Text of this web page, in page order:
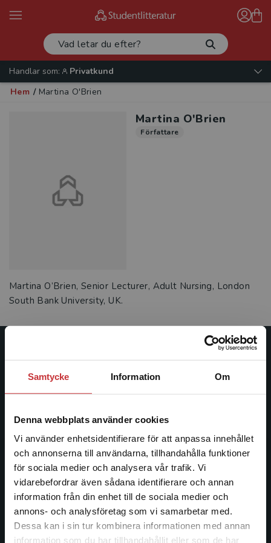
Samtycke Information Om
Denna webbplats använder cookies
Vi använder enhetsidentifierare för att anpassa innehållet
och annonserna till användarna, tillhandahålla funktioner
för sociala medier och analysera vår trafik. Vi
vidarebefordrar även sådana identifierare och annan
information från din enhet till de sociala medier och
annons- och analysföretag som vi samarbetar med.
Dessa kan i sin tur kombinera informationen med annan
information som du har tillhandahållit eller som de har
Begränsad fraktregion
Handlar som:
Privatkund
Hem / Martina O'Brien
Martina O'Brien
Författare
Martina O’Brien, Senior Lecturer, Adult Nursing, London
South Bank University, UK.
Studentlitteratur
Studentlitteratur grundades 1963 och är idag Sveriges
facklitteratur, utbildningar och digitala
informationstjänster i utbudet, finns Studentlitteratur med
längs hela kunskapsresan.
Kontakta oss
Kontakta oss
046-31 20 00